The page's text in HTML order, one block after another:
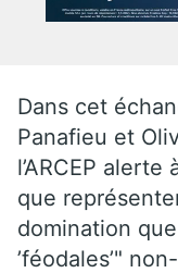
Dans cet
Panafieu et
l’ARCEP
que
domination
’féodales’"